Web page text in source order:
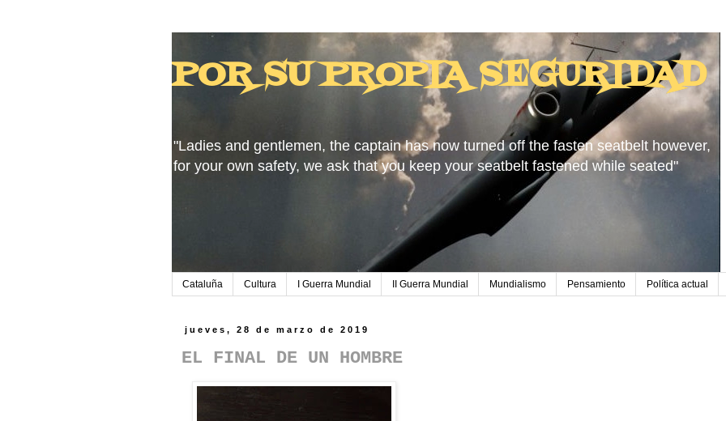
POR SU PROPIA SEGURIDAD
"Ladies and gentlemen, the captain has now turned off the fasten seatbelt however,
for your own safety, we ask that you keep your seatbelt fastened while seated"
Cataluña Cultura I Guerra Mundial II Guerra Mundial Mundialismo Pensamiento Política actual
jueves, 28 de marzo de 2019
EL FINAL DE UN HOMBRE